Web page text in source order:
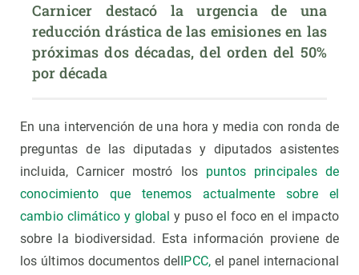
Carnicer destacó la urgencia de una
reducción drástica de las emisiones en las
próximas dos décadas, del orden del 50%
por década
En una intervención de una hora y media con ronda de
preguntas de las diputadas y diputados asistentes
incluida, Carnicer mostró los puntos principales de
conocimiento que tenemos actualmente sobre el
cambio climático y global y puso el foco en el impacto
sobre la biodiversidad. Esta información proviene de
los últimos documentos del IPCC, el panel internacional